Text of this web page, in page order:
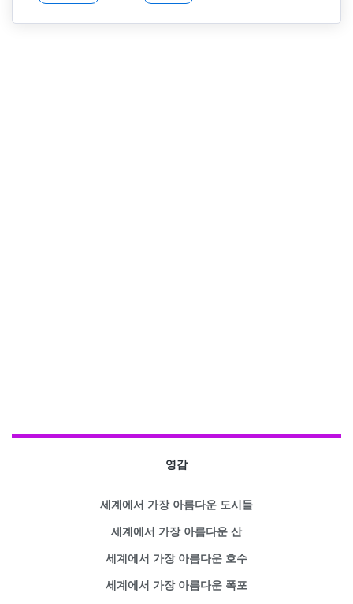
영감
세계에서 가장 아름다운 도시들
세계에서 가장 아름다운 산
세계에서 가장 아름다운 호수
세계에서 가장 아름다운 폭포